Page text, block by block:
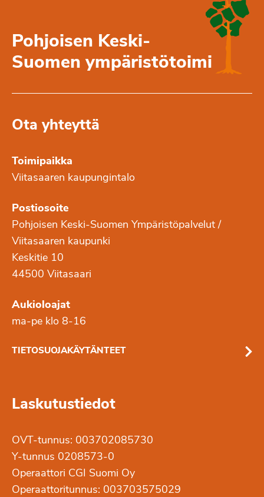
Pohjoisen Keski-
Suomen ympäristötoimi
Ota yhteyttä
Toimipaikka
Viitasaaren kaupungintalo
Postiosoite
Pohjoisen Keski-Suomen Ympäristöpalvelut /
Viitasaaren kaupunki
Keskitie 10
44500 Viitasaari
Aukioloajat
ma-pe klo 8-16
TIETOSUOJAKÄYTÄNTEET
Laskutustiedot
OVT-tunnus: 003702085730
Y-tunnus 0208573-0
Operaattori CGI Suomi Oy
Operaattoritunnus: 003703575029